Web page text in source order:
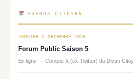
AGENDA CITOYEN
JANVIER A DECEMBRE 2026
Forum Public Saison 5
En ligne — Compte X (ex-Twitter) du Divan